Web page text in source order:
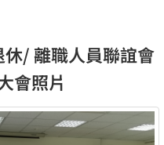
/ 離職人員聯誼會
會照片